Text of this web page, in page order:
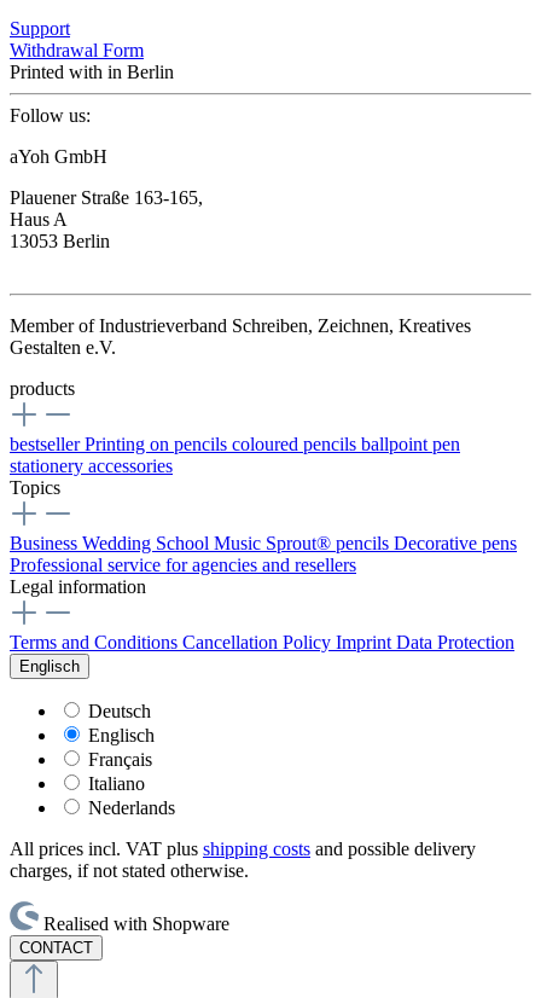
Support
Withdrawal Form
Printed with in Berlin
Follow us:
aYoh GmbH
Plauener Straße 163-165,
Haus A
13053 Berlin
Member of Industrieverband Schreiben, Zeichnen, Kreatives
Gestalten e.V.
products
bestsellerPrinting on pencils coloured pencils ballpoint pen
stationery accessories
Topics
Business Wedding School Music Sprout® pencils Decorative pens
Professional service for agencies and resellers
Legal information
Terms and Conditions Cancellation Policy Imprint Data Protection
Englisch
Deutsch
Englisch
Français
Italiano
Nederlands
All prices incl. VAT plus shipping costs and possible delivery
charges, if not stated otherwise.
Realised with Shopware
CONTACT